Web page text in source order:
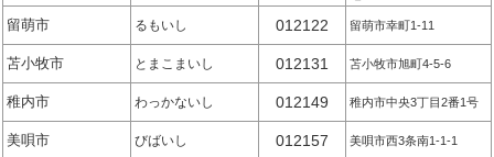
留萌市 るもいし 012122 留萌市幸町1-11
苫小牧市 とまこまいし 012131 苫小牧市旭町4-5-6
稚内市 わっかないし 012149 稚内市中央3丁目2番1号
美唄市 びばいし 012157 美唄市西3条南1-1-1